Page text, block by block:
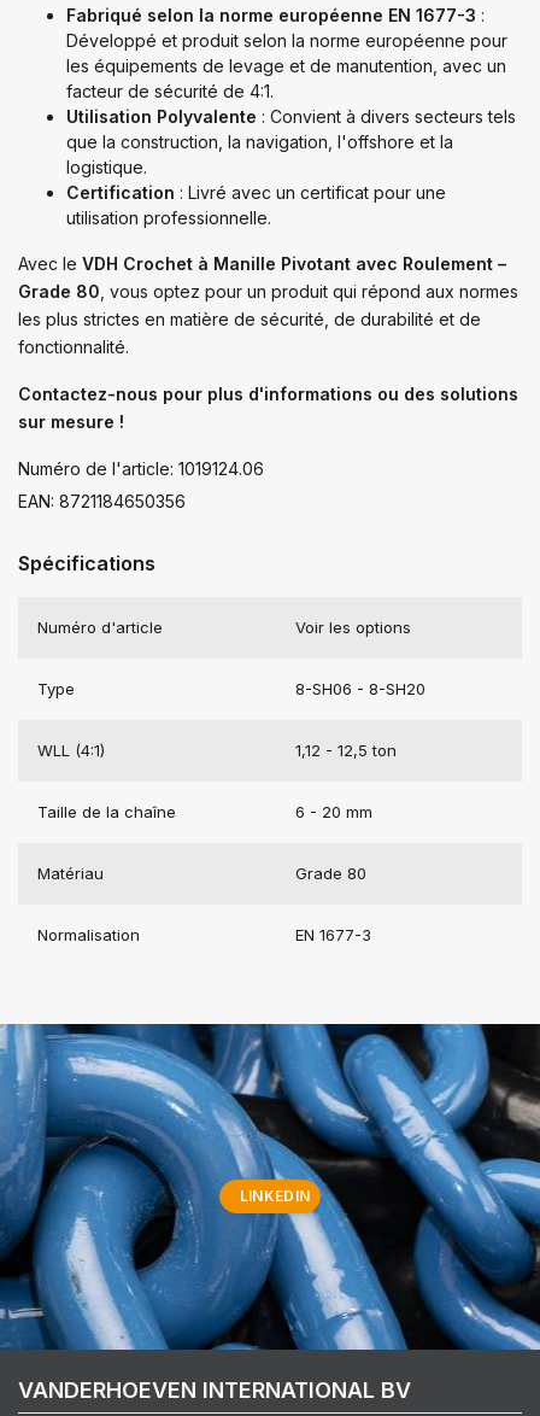
Fabriqué selon la norme européenne EN 1677-3 :
Développé et produit selon la norme européenne pour
les équipements de levage et de manutention, avec un
facteur de sécurité de 4:1.
Utilisation Polyvalente : Convient à divers secteurs tels
que la construction, la navigation, l'offshore et la
logistique.
Certification : Livré avec un certificat pour une
utilisation professionnelle.
Avec le VDH Crochet à Manille Pivotant avec Roulement –
Grade 80 , vous optez pour un produit qui répond aux normes
les plus strictes en matière de sécurité, de durabilité et de
fonctionnalité.
Contactez-nous pour plus d'informations ou des solutions
sur mesure !
Numéro de l'article: 1019124.06
EAN: 8721184650356
Spécifications
Numéro d'article Voir les options
Type 8-SH06 - 8-SH20
WLL (4:1) 1,12 - 12,5 ton
Taille de la chaîne 6 - 20 mm
Matériau Grade 80
Normalisation EN 1677-3
LINKEDIN
VANDERHOEVEN INTERNATIONAL BV